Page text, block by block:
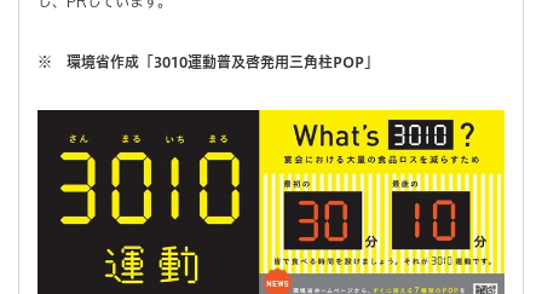
※ 環境省作成「3010運動普及啓発用三角柱POP」